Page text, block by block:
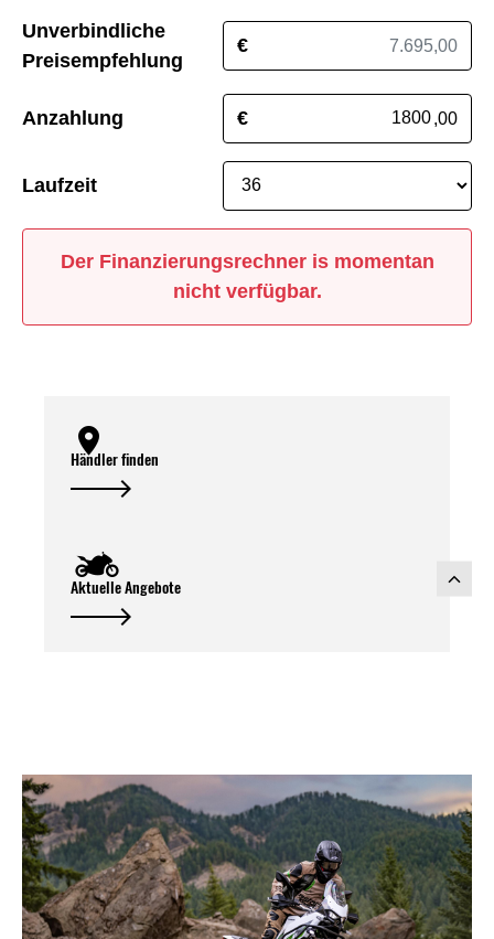
Unverbindliche
Preisempfehlung
€
Anzahlung € ,00
Laufzeit
Der Finanzierungsrechner is momentan
nicht verfügbar.
Händler finden
Aktuelle Angebote